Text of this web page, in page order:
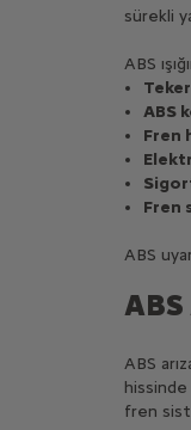
sürekli
ABS
ABS
Fren
Fren
ABS
ABS
fren